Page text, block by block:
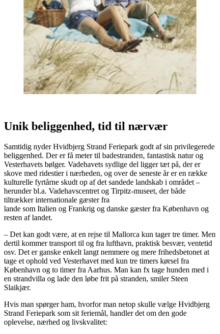
Unik beliggenhed, tid til nærvær
Samtidig nyder Hvidbjerg Strand Feriepark godt af sin privilegerede
beliggenhed. Der er få meter til badestranden, fantastisk natur og
Vesterhavets bølger. Vadehavets sydlige del ligger tæt på, der er
skove med ridestier i nærheden, og over de seneste år er en række
kulturelle fyrtårne skudt op af det sandede landskab i området –
herunder bl.a. Vadehavscentret og Tirpitz-museet, der både
tiltrækker internationale gæster fra
lande som Italien og Frankrig og danske gæster fra København og
resten af landet.
– Det kan godt være, at en rejse til Mallorca kun tager tre timer. Men
dertil kommer transport til og fra lufthavn, praktisk besvær, ventetid
osv. Det er ganske enkelt langt nemmere og mere frihedsbetonet at
tage et ophold ved Vesterhavet med kun tre timers kørsel fra
København og to timer fra Aarhus. Man kan fx tage hunden med i
en strandvilla og lade den løbe frit på stranden, smiler Steen
Slaikjær.
Hvis man spørger ham, hvorfor man netop skulle vælge Hvidbjerg
Strand Feriepark som sit feriemål, handler det om den gode
oplevelse, nærhed og livskvalitet: